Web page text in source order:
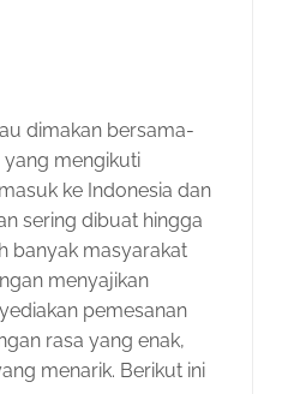
dimakan bersama-
mengikuti
ke Indonesia dan
sering dibuat hingga
banyak masyarakat
menyajikan
pemesanan
rasa yang enak,
menarik. Berikut ini